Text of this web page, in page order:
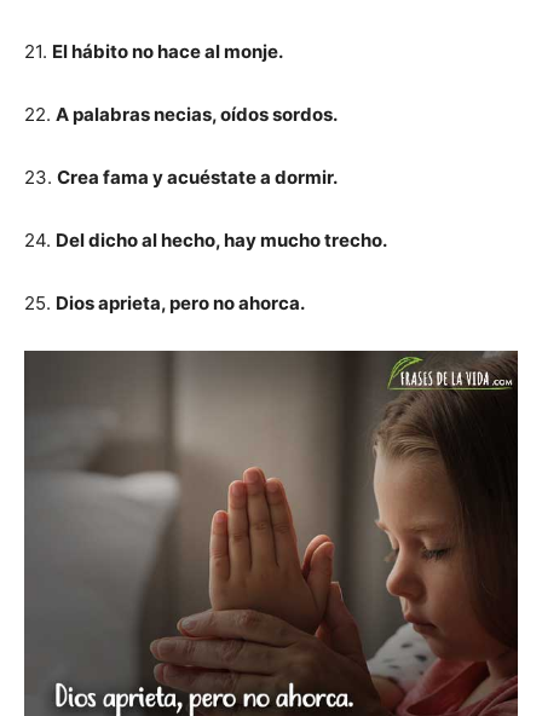
21. El hábito no hace al monje.
22. A palabras necias, oídos sordos.
23. Crea fama y acuéstate a dormir.
24. Del dicho al hecho, hay mucho trecho.
25. Dios aprieta, pero no ahorca.